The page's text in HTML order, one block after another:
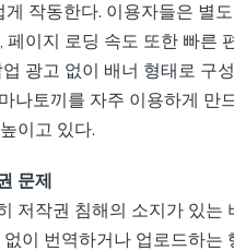
작동한다. 이용자들은 별
페이지 로딩 속도 또한 빠른
광고 없이 배너 형태로 구
나토끼를 자주 이용하게 만
이고 있다.
문제
저작권 침해의 소지가 있
이 번역하거나 업로드하는